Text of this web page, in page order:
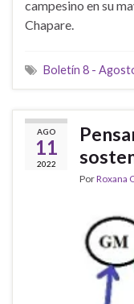
campesino en su
Chapare.
Boletín 8 -
AGO
11
2022
PorRoxana